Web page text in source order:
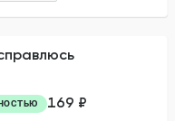
169 ₽